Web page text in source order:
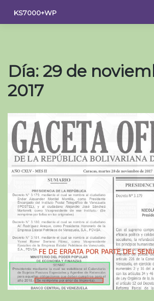
contenido
KS7000+WP
Día: 29 de
2017